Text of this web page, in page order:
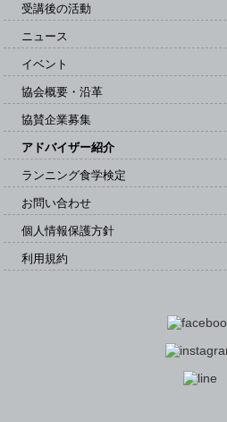
受講後の活動
ニュース
イベント
協会概要・沿革
協賛企業募集
アドバイザー紹介
ランニング食学検定
お問い合わせ
個人情報保護方針
利用規約